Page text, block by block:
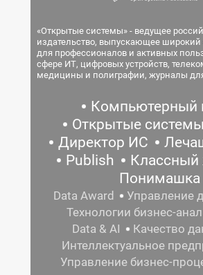
«Открытые системы» - ведущее
издательство, выпускающее широкий
для профессионалов и активных
сфере ИТ, цифровых устройств,
медицины и полиграфии, журналы
Компьютерный
Открытые
Директор ИС
Publish
Классный
Понимашка
Data Award
Управление
Технологии бизнес-
Data & AI
Качество
Интеллектуальное
Управление бизнес-